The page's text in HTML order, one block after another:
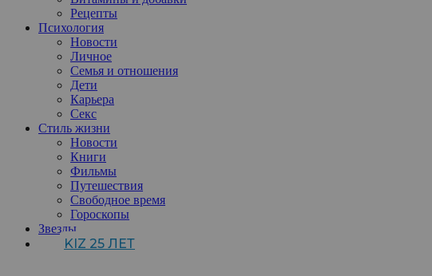
Рецепты
Психология
Новости
Личное
Семья и отношения
Дети
Карьера
Секс
Стиль жизни
Новости
Книги
Фильмы
Путешествия
Свободное время
Гороскопы
Звезды
KIZ 25 ЛЕТ